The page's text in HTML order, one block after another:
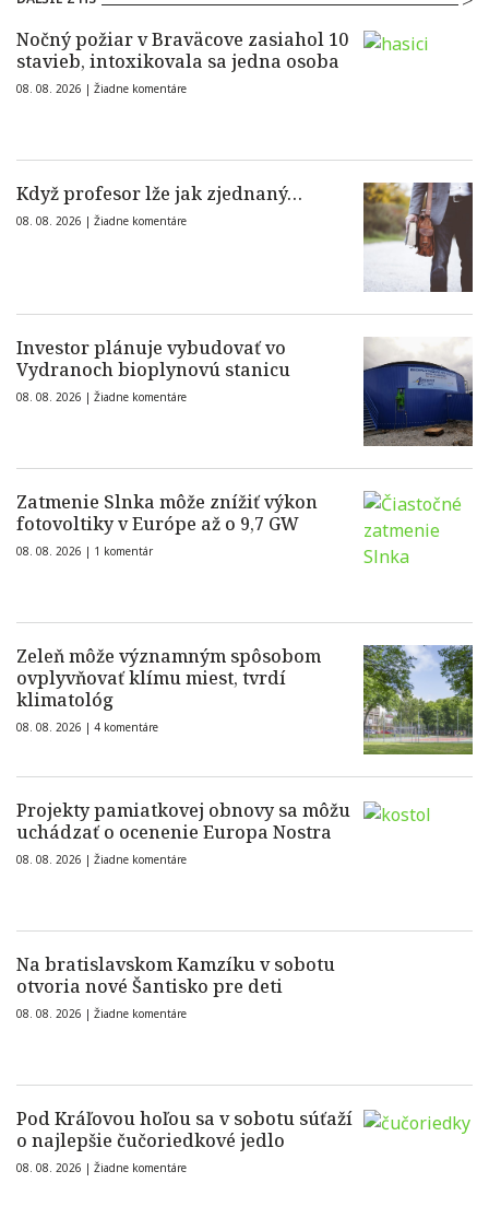
Nočný požiar v Braväcove zasiahol 10
stavieb, intoxikovala sa jedna osoba
08. 08. 2026 | Žiadne komentáre
Když profesor lže jak zjednaný…
08. 08. 2026 | Žiadne komentáre
Investor plánuje vybudovať vo
Vydranoch bioplynovú stanicu
08. 08. 2026 | Žiadne komentáre
Zatmenie Slnka môže znížiť výkon
fotovoltiky v Európe až o 9,7 GW
08. 08. 2026 | 1 komentár
Zeleň môže významným spôsobom
ovplyvňovať klímu miest, tvrdí
klimatológ
08. 08. 2026 | 4 komentáre
Projekty pamiatkovej obnovy sa môžu
uchádzať o ocenenie Europa Nostra
08. 08. 2026 | Žiadne komentáre
Na bratislavskom Kamzíku v sobotu
otvoria nové Šantisko pre deti
08. 08. 2026 | Žiadne komentáre
Pod Kráľovou hoľou sa v sobotu súťaží
o najlepšie čučoriedkové jedlo
08. 08. 2026 | Žiadne komentáre